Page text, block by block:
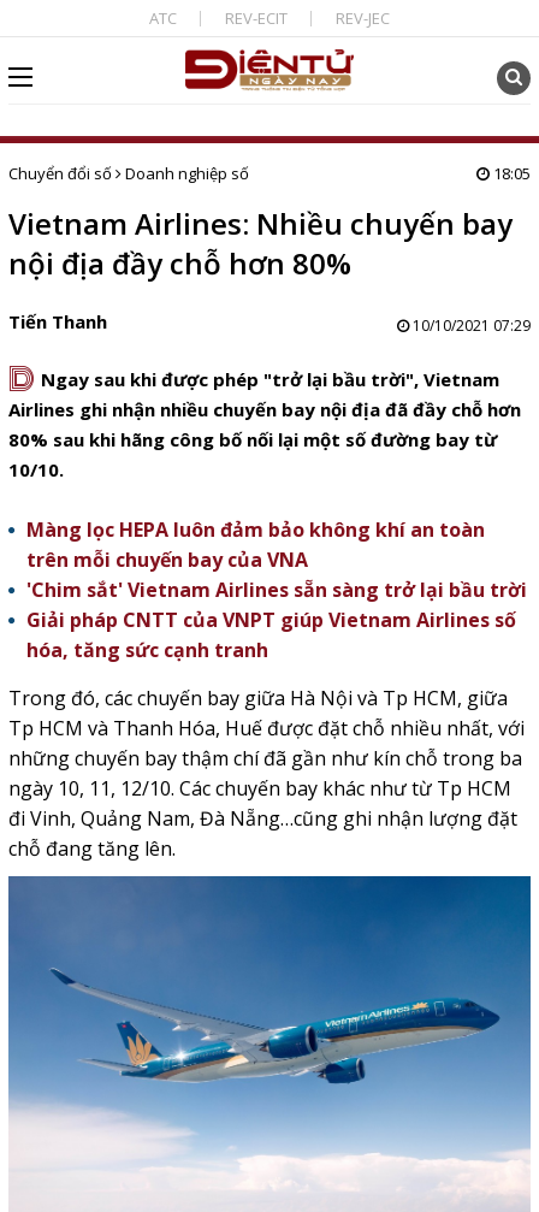
ATC REV-ECIT REV-JEC
Chuyển đổi số Doanh nghiệp số 18:05
Vietnam Airlines: Nhiều chuyến bay
nội địa đầy chỗ hơn 80%
Tiến Thanh 10/10/2021 07:29
D Ngay sau khi được phép "trở lại bầu trời", Vietnam
Airlines ghi nhận nhiều chuyến bay nội địa đã đầy chỗ hơn
80% sau khi hãng công bố nối lại một số đường bay từ
10/10.
Màng lọc HEPA luôn đảm bảo không khí an toàn
trên mỗi chuyến bay của VNA
'Chim sắt' Vietnam Airlines sẵn sàng trở lại bầu trời
Giải pháp CNTT của VNPT giúp Vietnam Airlines số
hóa, tăng sức cạnh tranh
Trong đó, các chuyến bay giữa Hà Nội và Tp HCM, giữa
Tp HCM và Thanh Hóa, Huế được đặt chỗ nhiều nhất, với
những chuyến bay thậm chí đã gần như kín chỗ trong ba
ngày 10, 11, 12/10. Các chuyến bay khác như từ Tp HCM
đi Vinh, Quảng Nam, Đà Nẵng…cũng ghi nhận lượng đặt
chỗ đang tăng lên.